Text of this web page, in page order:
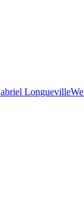
Longueville